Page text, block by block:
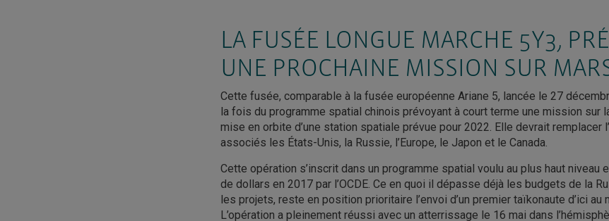
LA FUSÉE LONGUE MARCHE 5Y3,
UNE PROCHAINE MISSION SUR
Cette fusée, comparable à la fusée européenne Ariane 5, lancée le 27
la fois du programme spatial chinois prévoyant à court terme une mission sur
mise en orbite d’une station spatiale prévue pour 2022. Elle devrait remplacer
associés les États-Unis, la Russie, l’Europe, le Japon et le Canada.
Cette opération s’inscrit dans un programme spatial voulu au plus haut niveau
de dollars en 2017 par l’OCDE. Ce en quoi il dépasse déjà les budgets de la
les projets, reste en position prioritaire l’envoi d’un premier taïkonaute d’ici au
L’opération a pleinement réussi avec un atterrissage le 16 mai dans